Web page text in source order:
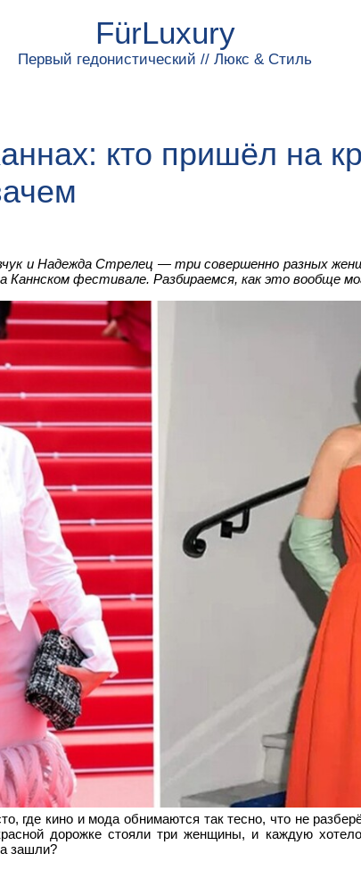
FürLuxury
Первый гедонистический // Люкс & Стиль
кто пришёл на
и Надежда Стрелец — три совершенно разных
Каннском фестивале. Разбираемся, как это вообще
где кино и мода обнимаются так тесно, что не
дорожке стояли три женщины, и каждую
зашли?